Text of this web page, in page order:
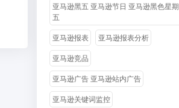
亚马逊黑五 亚马逊节日 亚马逊黑色星期
五
亚马逊报表 亚马逊报表分析
亚马逊竞品
亚马逊广告 亚马逊站内广告
亚马逊关键词监控